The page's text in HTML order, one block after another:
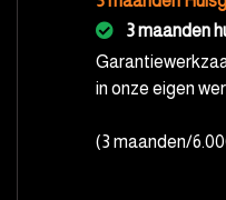
3 maanden
in onze eigen
(3 maanden/